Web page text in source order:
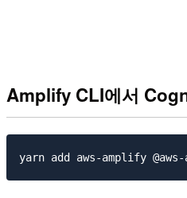
Amplify CLI에서